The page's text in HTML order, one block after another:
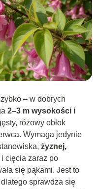
– w dobrych
2–3 m wysokości i
różowy obłok
Wymaga jedynie
żyznej,
cięcia zaraz po
się pąkami. Jest to
sprawdza się